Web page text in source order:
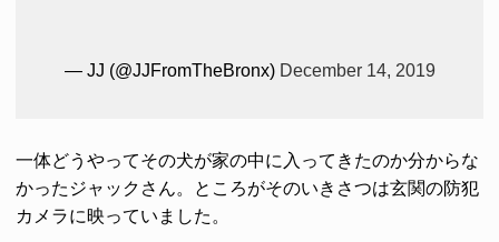
— JJ (@JJFromTheBronx) December 14, 2019
一体どうやってその犬が家の中に入ってきたのか分からな
かったジャックさん。ところがそのいきさつは玄関の防犯
カメラに映っていました。